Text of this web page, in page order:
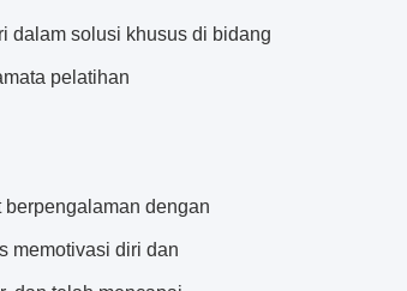
dalam solusi khusus di bidang
pelatihan
dengan
memotivasi diri dan